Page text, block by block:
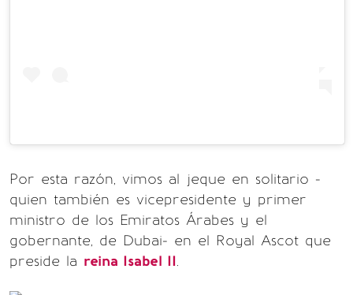
Por esta razón, vimos al jeque en solitario -
quien también es vicepresidente y primer
ministro de los Emiratos Árabes y el
gobernante, de Dubai- en el Royal Ascot que
preside la reina Isabel II.